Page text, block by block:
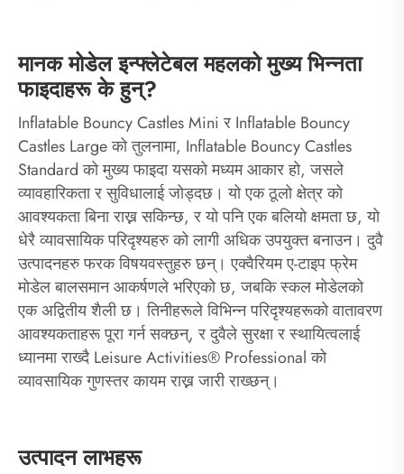
मानक मोडेल इन्फ्लेटेबल महलको मुख्य भिन्नता
फाइदाहरू के हुन्?
Inflatable Bouncy Castles Mini र Inflatable Bouncy
Castles Large को तुलनामा, Inflatable Bouncy Castles
Standard को मुख्य फाइदा यसको मध्यम आकार हो, जसले
व्यावहारिकता र सुविधालाई जोड्दछ। यो एक ठूलो क्षेत्र को
आवश्यकता बिना राख्न सकिन्छ, र यो पनि एक बलियो क्षमता छ, यो
धेरै व्यावसायिक परिदृश्यहरु को लागी अधिक उपयुक्त बनाउन। दुवै
उत्पादनहरु फरक विषयवस्तुहरु छन्। एक्वैरियम ए-टाइप फ्रेम
मोडेल बालसमान आकर्षणले भरिएको छ, जबकि स्कल मोडेलको
एक अद्वितीय शैली छ। तिनीहरूले विभिन्न परिदृश्यहरूको वातावरण
आवश्यकताहरू पूरा गर्न सक्छन्, र दुवैले सुरक्षा र स्थायित्वलाई
ध्यानमा राख्दै Leisure Activities® Professional को
व्यावसायिक गुणस्तर कायम राख्न जारी राख्छन्।
उत्पादन लाभहरू